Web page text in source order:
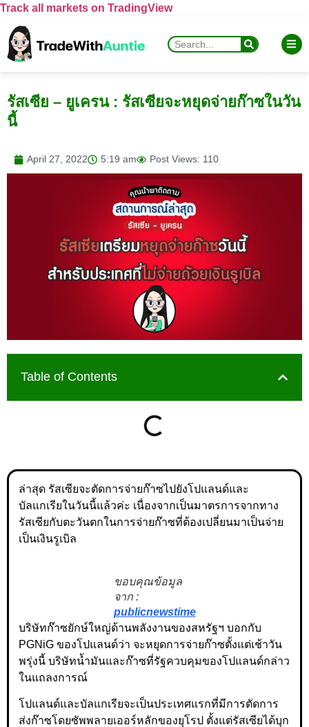
Track all markets on TradingView
รัสเซีย – ยูเครน : รัสเซียจะหยุดจ่ายก๊าซในวัน
นี้
April 27, 2022 5:19 am Post Views: 110
Table of Contents
ล่าสุด รัสเซียจะตัดการจ่ายก๊าซไปยังโปแลนด์และ
บัลแกเรียในวันนี้แล้วค่ะ เนื่องจากเป็นมาตรการจากทาง
รัสเซียกับตะวันตกในการจ่ายก๊าซที่ต้องเปลี่ยนมาเป็นจ่าย
เป็นเงินรูเบิล
ขอบคุณข้อมูล
จาก :
publicnewstime
บริษัทก๊าซยักษ์ใหญ่ด้านพลังงานของสหรัฐฯ บอกกับ
PGNiG ของโปแลนด์ว่า จะหยุดการจ่ายก๊าซตั้งแต่เช้าวัน
พรุ่งนี้ บริษัทน้ำมันและก๊าซที่รัฐควบคุมของโปแลนด์กล่าว
ในแถลงการณ์
โปแลนด์และบัลแกเรียจะเป็นประเทศแรกที่มีการตัดการ
ส่งก๊าซโดยซัพพลายเออร์หลักของยุโรป ตั้งแต่รัสเซียได้บุก